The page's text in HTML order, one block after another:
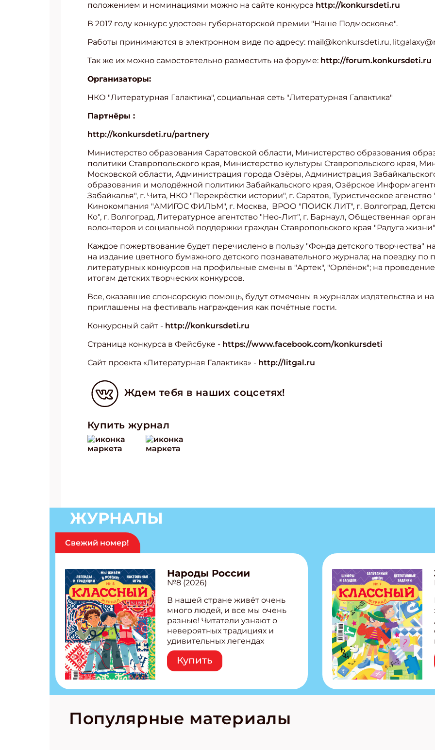
положением и номинациями можно на сайте конкурса http://konkursdeti.ru
В 2017 году конкурс удостоен губернаторской премии "Наше Подмосковье".
Работы принимаются в электронном виде по адресу: mail@konkursdeti.ru,
Так же их можно самостоятельно разместить на форуме: http://forum.konkursdeti.ru
Организаторы:
НКО "Литературная Галактика", социальная сеть "Литературная Галактика"
Партнёры :
http://konkursdeti.ru/partnery
Министерство образования Саратовской области, Министерство образования
политики Ставропольского края, Министерство культуры Ставропольского края,
Московской области, Администрация города Озёры, Администрация
образования и молодёжной политики Забайкальского края, Озёрское
Забайкалья", г. Чита, НКО "Перекрёстки истории", г. Саратов, Туристическое
Кинокомпания "АМИГОС ФИЛЬМ", г. Москва, ВРОО "ПОИСК ЛИТ", г. Волгоград,
Ко", г. Волгоград, Литературное агентство "Нео-Лит", г. Барнаул, Общественная
волонтеров и социальной поддержки граждан Ставропольского края "Радуга
Каждое пожертвование будет перечислено в пользу "Фонда детского творчества"
на издание цветного бумажного детского познавательного журнала; на поездку по
литературных конкурсов на профильные смены в "Артек", "Орлёнок"; на
итогам детских творческих конкурсов.
Все, оказавшие спонсорскую помощь, будут отмечены в журналах издательства и
приглашены на фестиваль награждения как почётные гости.
Конкурсный сайт - http://konkursdeti.ru
Страница конкурса в Фейсбуке - https://www.facebook.com/konkursdeti
Сайт проекта «Литературная Галактика» - http://litgal.ru
Ждем тебя в наших соцсетях!
Купить журнал
ЖУРНАЛЫ
Свежий номер!
Народы России
№8 (2026)
В нашей стране живёт очень
много людей, и все мы очень
разные! Читатели узнают о
невероятных традициях и
удивительных легендах
народов России! Внутри:
Легенды татар, башкир и
бурятов Настольная игра
странные слова Традиционные
космические приключения!
Купить
Популярные материалы